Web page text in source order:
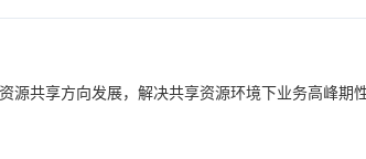
源共享方向发展，解决共享资源环境下业务高峰期